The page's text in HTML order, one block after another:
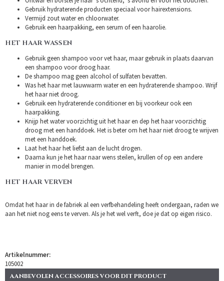
Gebruik hydraterende producten speciaal voor hairextensions.
Vermijd zout water en chloorwater.
Gebruik een haarpakking, een serum of een haarolie.
HET HAAR WASSEN
Gebruik geen shampoo voor vet haar, maar gebruik in plaats daarvan
een shampoo voor droog haar.
De shampoo mag geen alcohol of sulfaten bevatten.
Was het haar met lauwwarm water en een hydraterende shampoo. Wrijf
het haar niet droog.
Gebruik een hydraterende conditioner en bij voorkeur ook een
haarpakking.
Knijp het water voorzichtig uit het haar en dep het haar voorzichtig
droog met een handdoek. Het is beter om het haar niet droog te wrijven
met een handdoek.
Laat het haar het liefst aan de lucht drogen.
Daarna kun je het haar naar wens steilen, krullen of op een andere
manier in model brengen.
HET HAAR VERVEN
Omdat het haar in de fabriek al een verfbehandeling heeft ondergaan, raden we
aan het niet nog eens te verven. Als je het wel verft, doe je dat op eigen risico.
Artikelnummer:
105002
AANBEVOLEN ACCESSOIRES VOOR DIT PRODUCT